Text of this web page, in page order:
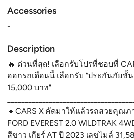
Accessories
-
Description
🔥 ด่วนที่สุด! เลือกรับโปรที่ชอบที่
ออกรถเดือนนี้ เลือกรับ “ประกันภัยชั้
15,000 บาท"
🔸CARS X คัดมาให้แล้วรถสวยคุณภ
FORD EVEREST 2.0 WILDTRAK
สีขาว เกียร์ AT ปี 2023 เลขไมล์